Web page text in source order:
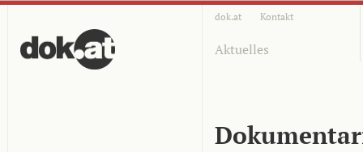
dok.at Kontakt
Aktuelles